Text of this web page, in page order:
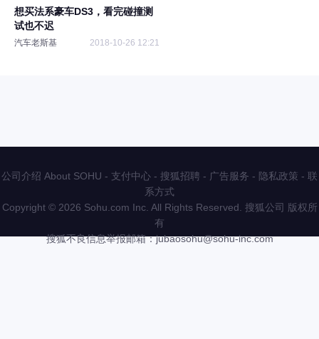
想买法系豪车DS3，看完碰撞测
试也不迟
汽车老斯基 2018-10-26 12:21
公司介绍 About SOHU - 支付中心 - 搜狐招聘 - 广告服务 - 隐私政策 - 联
系方式
Copyright © 2026 Sohu.com Inc. All Rights Reserved. 搜狐公司 版权所
有
搜狐不良信息举报邮箱：jubaosohu@sohu-inc.com